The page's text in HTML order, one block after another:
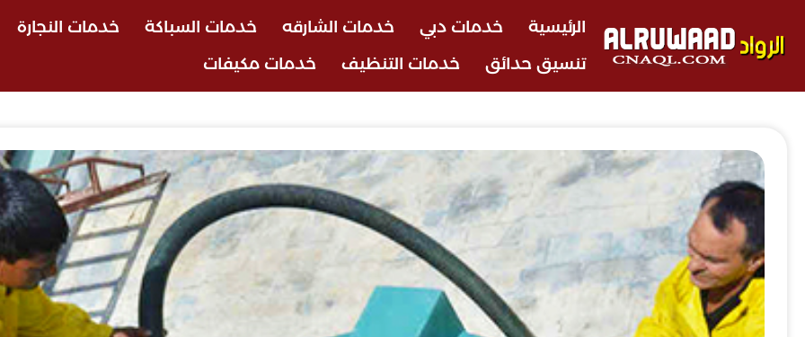
الرئيسية خدمات دبي خدمات الشارقه خدمات السباكة
خدمات النجارة
تنسيق حدائق
خدمات التنظيف خدمات مكيفات